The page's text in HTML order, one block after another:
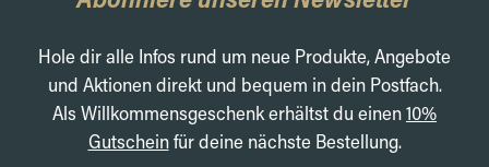
Hole dir alle Infos rund um neue Produkte, Angebote
und Aktionen direkt und bequem in dein Postfach.
Als Willkommensgeschenk erhältst du einen10%
Gutscheinfür deine nächste Bestellung.